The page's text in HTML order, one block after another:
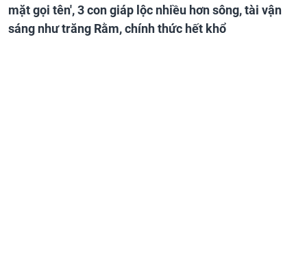
mặt gọi tên', 3 con giáp lộc nhiều hơn sông, tài vận
sáng như trăng Rằm, chính thức hết khổ